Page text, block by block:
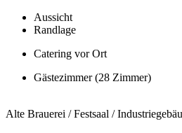
Aussicht
Randlage
Catering vor Ort
Gästezimmer (28 Zimmer)
Alte Brauerei / Festsaal /